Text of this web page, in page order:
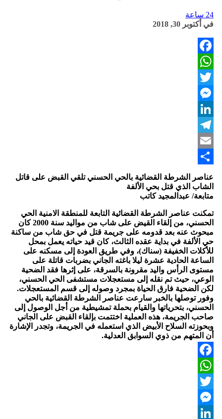
24 ساعة
في أكتوبر 30, 2018
Facebook
WhatsApp
Twitter
Messenger
LinkedIn
Telegram
Email
Share
عناصر الشرطة القضائية بالحي الحسني تلقي القبض على قاتل
الشاب الذي قتل بحي الألفة
متابعة/ عبدالمجيد كاتب
تمكنت عناصر الشرطة القضائية التابعة للمنطقة الامنية الحي
الحسني، من إلقاء القيض على شاب من مواليد سنة 2000 كان
مبحوث عنه بعد قدومه على جريمة قتل في حق شاب من ساكنة
حي الألفة في بداية عقده الثالث، كان قيد حياته يعمل بمحل
للأكلات الخفيفة (سناك)، وفي طريق العودة إلى مسكنه على
الساعة الحادية عشرة ليلا باغته الجاني بضربات قاتلة على
مستوى الرأس واليد مقرونة بالسرقة، على إثرها فقد الضحية
الوعي، حيث تم نقله إلى مستعجلات مستشفى الحي الحسني،
لكن الضحية فارق الحياة بمجرد وصوله إلى قسم المستعجلات.
وفور توصلها بالخبر سارعت عناصر الشرطة القضائية بالحي
الحسني، بتحرياتها والقيام بحملة تمشيطية من أجل الوصول إلى
صاحب الجريمة، هذه العملية اختتمت بإلقاء القبض على الجاني
وبحوزته السلاح الأبيض الذي استعمله في الجريمة، وتجدر الإشارة
أن المتهم من ذوي السوابق العدلية.
Facebook
WhatsApp
Twitter
Messenger